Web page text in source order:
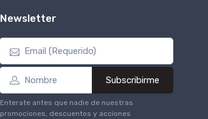
Newsletter
Subscribirme
Enterate antes que nadie de nuestras
promociones, descuentos y acciones